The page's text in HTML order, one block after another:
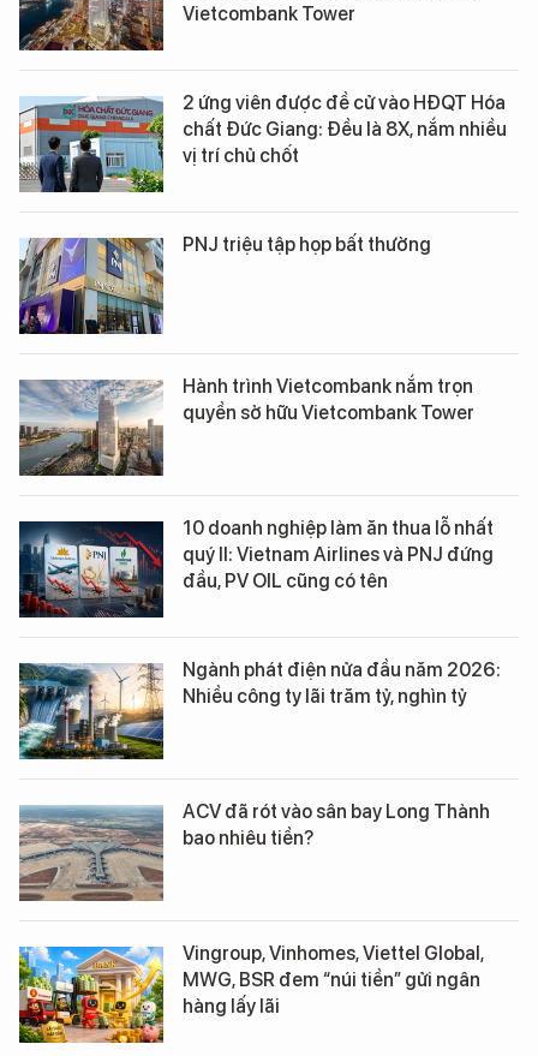
Vietcombank Tower
2 ứng viên được đề cử vào HĐQT Hóa
chất Đức Giang: Đều là 8X, nắm nhiều
vị trí chủ chốt
PNJ triệu tập họp bất thường
Hành trình Vietcombank nắm trọn
quyền sở hữu Vietcombank Tower
10 doanh nghiệp làm ăn thua lỗ nhất
quý II: Vietnam Airlines và PNJ đứng
đầu, PV OIL cũng có tên
Ngành phát điện nửa đầu năm 2026:
Nhiều công ty lãi trăm tỷ, nghìn tỷ
ACV đã rót vào sân bay Long Thành
bao nhiêu tiền?
Vingroup, Vinhomes, Viettel Global,
MWG, BSR đem “núi tiền” gửi ngân
hàng lấy lãi